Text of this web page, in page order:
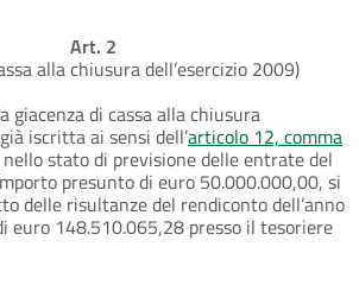
Art. 2
alla chiusura dell’esercizio 2009)
giacenza di cassa alla chiusura
iscritta ai sensi dell’articolo 12, comma
nello stato di previsione delle entrate del
presunto di euro 50.000.000,00, si
delle risultanze del rendiconto dell’anno
euro 148.510.065,28 presso il tesoriere